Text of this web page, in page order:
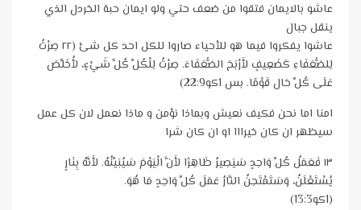
عاشو بالايمان فتقوا من ضعف حتي ولو ايمان حبة الخردل الذي
ينقل جبال
عاشوا يفكروا فيما هو للأحياء صاروا للكل احد كل شئ (۲۲ صِرْتُ
لِلضُّعَفَاءِ كَضَعِيفٍ لأَرْبَحَ الضُّعَفَاءَ. صِرْتُ لِلْكُلِّ كُلَّ شَيْءٍ، لأُخَلِّصَ
عَلَى كُلِّ حَال قَوْمًا. بس 1كو22:9)
امنا اما نحن فكيف نعيش وبماذا نؤمن و ماذا نعمل لان كل عمل
سيظهر ان كان خيرااا او ان كان شرا
۱۳ فَعَمَلُ كُلِّ وَاحِدٍ سَيَصِيرُ ظَاهِرًا لأَنَّ الْيَوْمَ سَيُبَيِّنُهُ. لأَنَّهُ بِنَارٍ
يُسْتَعْلَنُ، وَسَتَمْتَحِنُ النَّارُ عَمَلَ كُلِّ وَاحِدٍ مَا هُوَ.
(1كو13:3)